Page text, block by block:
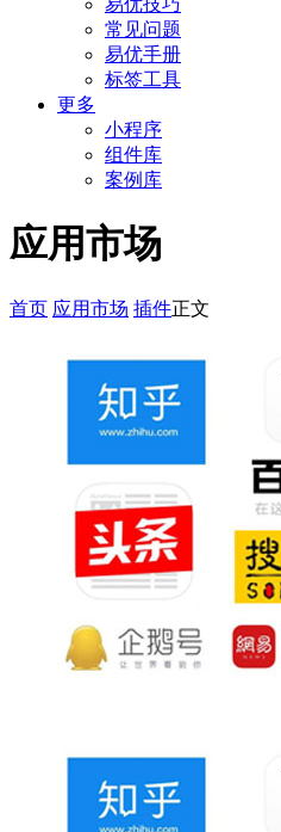
易优技巧
常见问题
易优手册
标签工具
更多
小程序
组件库
案例库
应用市场
首页 应用市场 插件正文